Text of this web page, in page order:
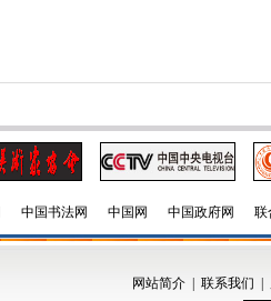
中国书法网 中国网 中国政府网 联
网站简介| 联系我们